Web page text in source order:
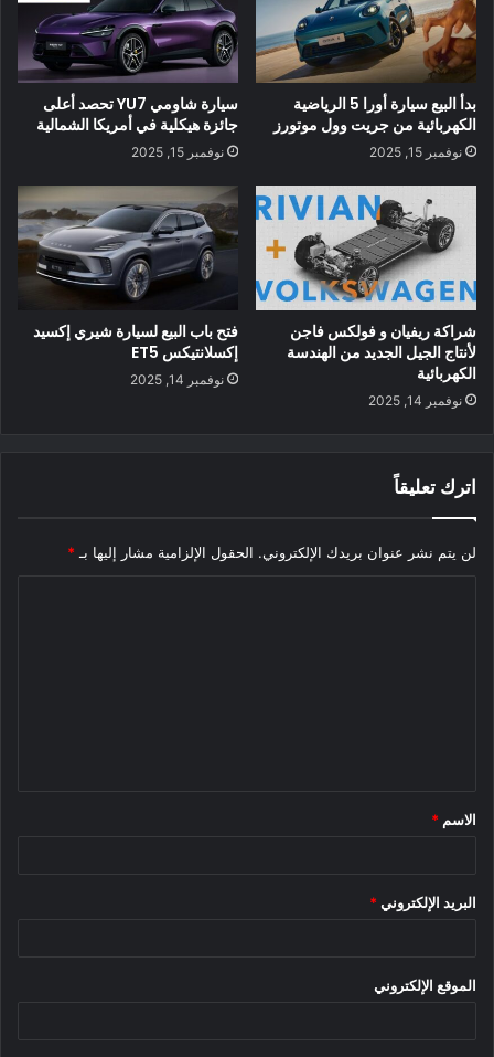
نطاق السيارة LYRIQ
وكالة حماية البيئة بتكلفة كاملة ويبلغ سعره المبدئي 62990 دولارًا
أمريكيًا. يضيف طراز AWD ، الذي سيبدأ بسعر 64،990 دولارًا ، وحدة
دفع ثانية ، موضوعة في مقدمة السيارة لتعزيز ديناميكيات السيارة
والأداء بشكل أكبر للسائقين. عند فتح الطلبات ، سيكون لدى العملاء
الآن الاختيار من بين لونين خارجيين جديدين: أزرق فاخر معدني وأبيض
كريستالي ثلاثي الطبقات.
بدأ البيع سيارة أورا 5 الرياضية
الكهربائية من جريت وول موتورز
نوفمبر 15, 2025
سيارة شاومي YU7 تحصد أعلى
جائزة هيكلية في أمريكا الشمالية
نوفمبر 15, 2025
شراكة ريفيان و فولكس فاجن
لأنتاج الجيل الجديد من الهندسة
الكهربائية
نوفمبر 14, 2025
فتح باب البيع لسيارة شيري إكسيد
إكسلانتيكس ET5
نوفمبر 14, 2025
اترك تعليقاً
لن يتم نشر عنوان بريدك الإلكتروني. الحقول الإلزامية مشار إليها بـ *
*
الاسم *
البريد الإلكتروني *
الموقع الإلكتروني